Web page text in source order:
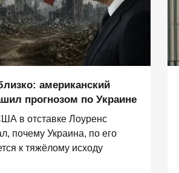
американский
прогнозом по Украине
в отставке Лоуренс
почему Украина, по его
к тяжёлому исходу